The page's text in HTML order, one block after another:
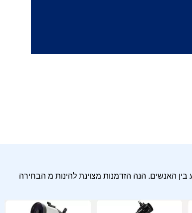
הוא שם מוכר וידוע בין האנשים. הנה הזדמנות מצוינת להינות מ הבחירה